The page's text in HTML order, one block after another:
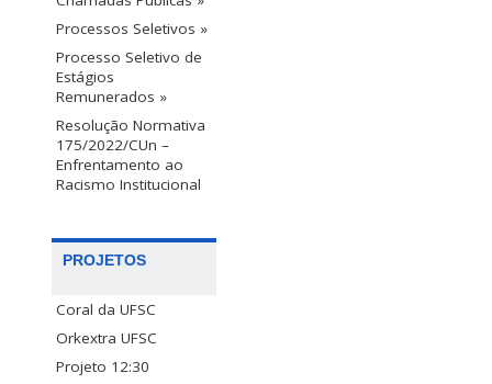
Processos Seletivos »
Processo Seletivo de
Estágios
Remunerados »
Resolução Normativa
175/2022/CUn –
Enfrentamento ao
Racismo Institucional
PROJETOS
Coral da UFSC
Orkextra UFSC
Projeto 12:30